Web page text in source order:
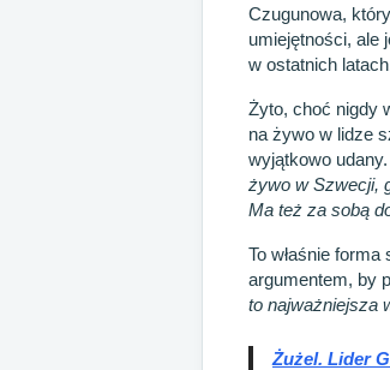
Czugunowa,
umiejętności, ale
w ostatnich
Żyto, choć nigdy
na żywo w lidze
wyjątkowo udany.
żywo w Szwecji,
Ma też za sobą
To właśnie forma
argumentem, by
to najważniejsza
Żużel. Lider